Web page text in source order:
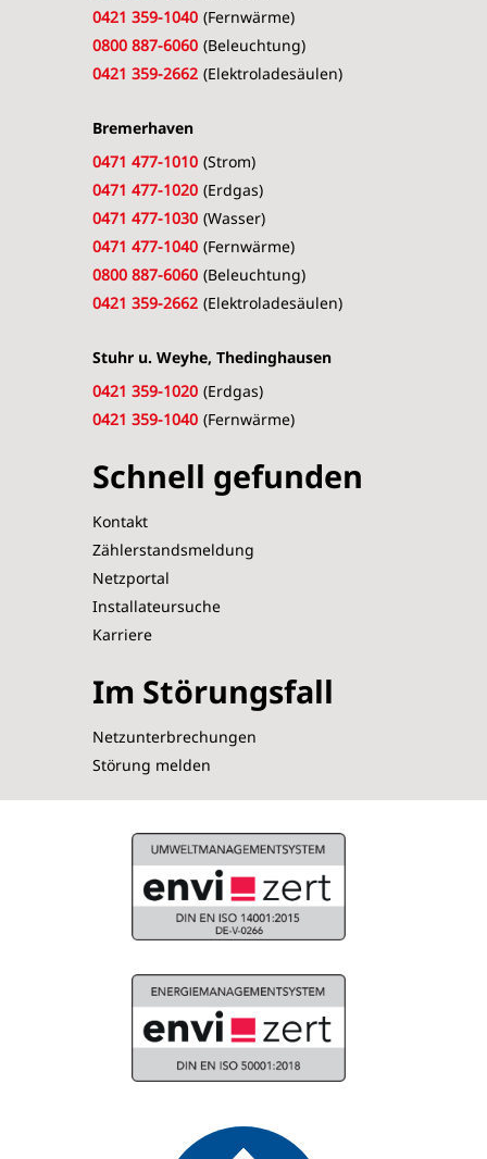
0421 359-1040 (Fernwärme)
0800 887-6060 (Beleuchtung)
0421 359-2662 (Elektroladesäulen)
Bremerhaven
0471 477-1010 (Strom)
0471 477-1020 (Erdgas)
0471 477-1030 (Wasser)
0471 477-1040 (Fernwärme)
0800 887-6060 (Beleuchtung)
0421 359-2662 (Elektroladesäulen)
Stuhr u. Weyhe, Thedinghausen
0421 359-1020 (Erdgas)
0421 359-1040 (Fernwärme)
Schnell gefunden
Kontakt
Zählerstandsmeldung
Netzportal
Installateursuche
Karriere
Im Störungsfall
Netzunterbrechungen
Störung melden